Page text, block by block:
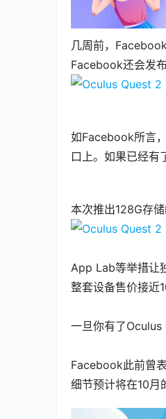
几周前，
Facebook还会发
如Facebook所言
口上。如果已经有
本次推出128G存
App Lab等举措让
整套设备售价接近
一旦你有了Oculus
Facebook此前曾
细节预计将在10月